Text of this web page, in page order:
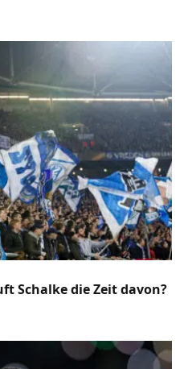
Schalke die Zeit davon?